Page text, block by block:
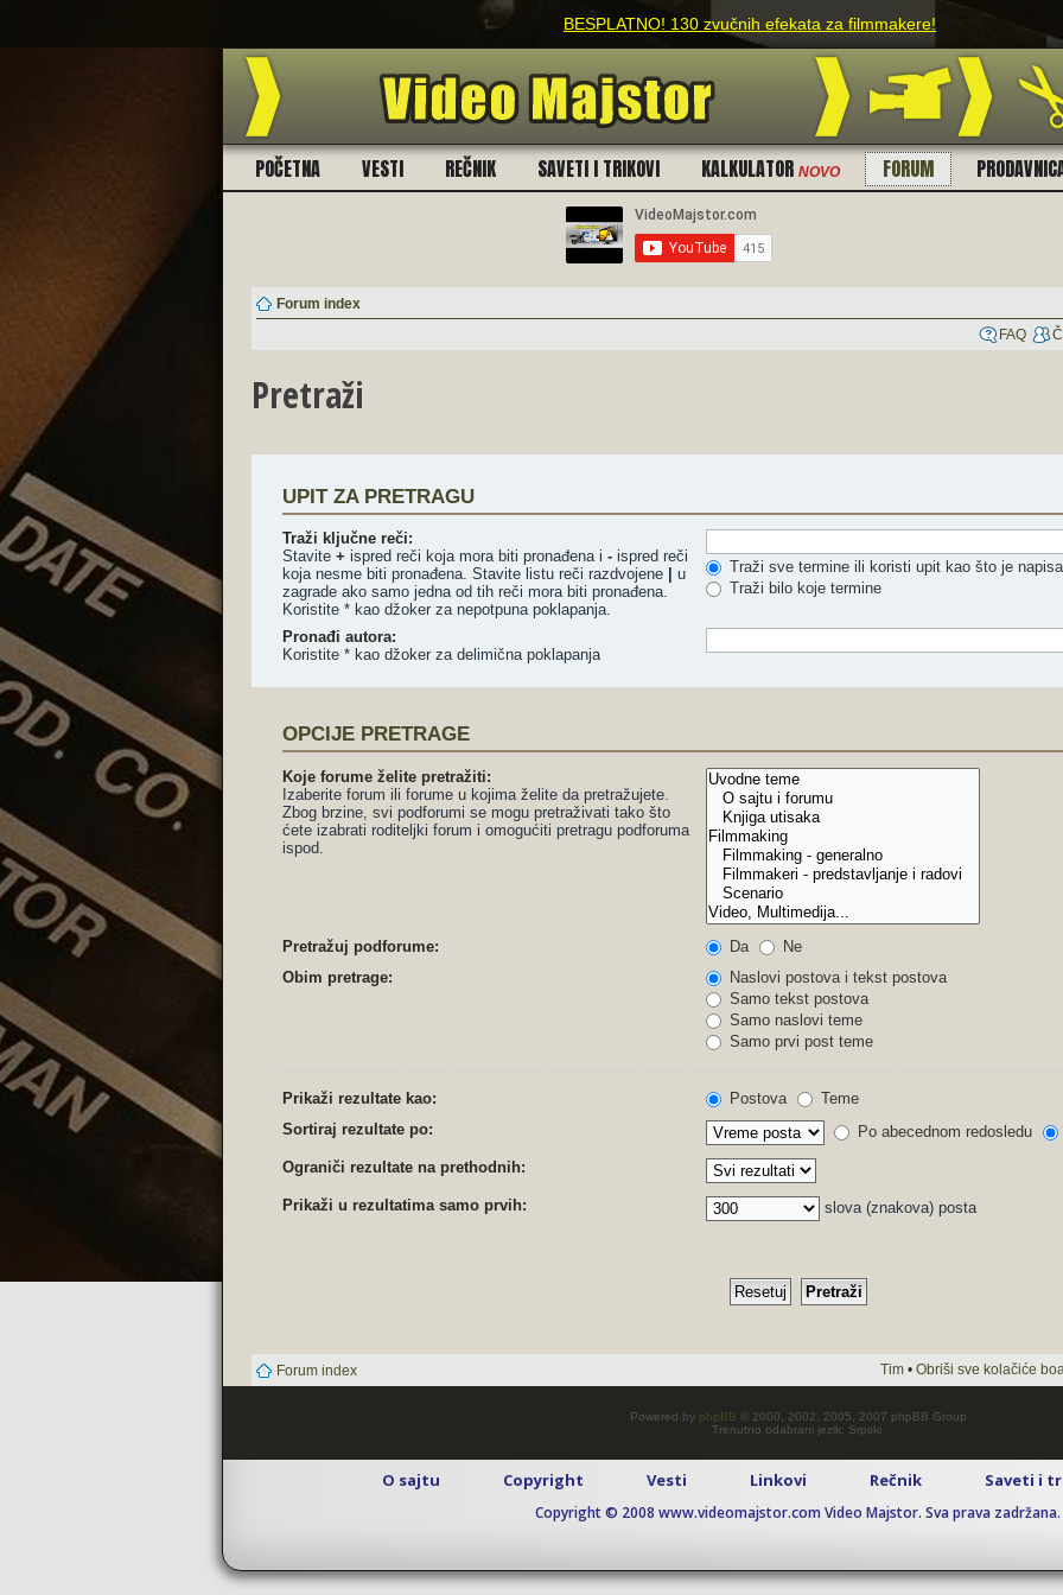
BESPLATNO! 130 zvučnih efekata za filmmakere!
POČETNA VESTI REČNIK SAVETI I TRIKOVI KALKULATOR NOVO FORUM
Forum index
FAQ
Pretraži
UPIT ZA PRETRAGU
Traži ključne reči:
Stavite + ispred reči koja mora biti pronađena i - ispred reči
koja nesme biti pronađena. Stavite listu reči razdvojene
u
zagrade ako samo jedna od tih reči mora biti pronađena.
Koristite * kao džoker za nepotpuna poklapanja.
Traži sve termine ili koristi upit kao što je
Traži bilo koje termine
Pronađi autora:
Koristite * kao džoker za delimična poklapanja
OPCIJE PRETRAGE
Koje forume želite pretražiti:
Izaberite forum ili forume u kojima želite da pretražujete.
Zbog brzine, svi podforumi se mogu pretraživati tako što
ćete izabrati roditeljki forum i omogućiti pretragu podforuma
ispod.
Pretražuj podforume: Da
Ne
Obim pretrage:
Naslovi postova i tekst postova
Samo tekst postova
Samo naslovi teme
Samo prvi post teme
Prikaži rezultate kao: Postova
Teme
Sortiraj rezultate po:
Po abecednom redosledu
Ograniči rezultate na prethodnih:
Prikaži u rezultatima samo prvih: slova (znakova) posta
Forum index Tim • Obriši sve kolačiće
Powered by phpBB © 2000, 2002, 2005, 2007 phpBB Group
Trenutno odabrani jezik: Srpski
O sajtu Copyright Vesti Linkovi Rečnik Saveti i
Copyright © 2008 www.videomajstor.com Video Majstor. Sva prava zadržana.